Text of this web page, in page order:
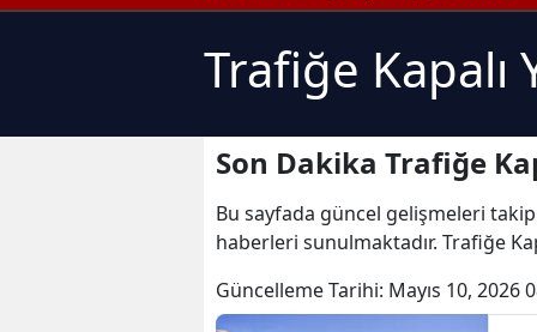
Trafiğe
Son Dakika Trafiğe
Bu sayfada güncel gelişmeleri
haberleri sunulmaktadır. Trafiğe
Güncelleme Tarihi: Mayıs 10, 2026